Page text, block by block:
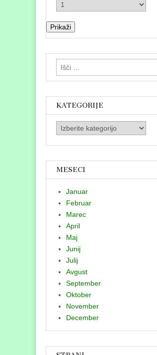
Prikaži
Išči:
KATEGORIJE
Kategorije
MESECI
Januar
Februar
Marec
April
Maj
Junij
Julij
Avgust
September
Oktober
November
December